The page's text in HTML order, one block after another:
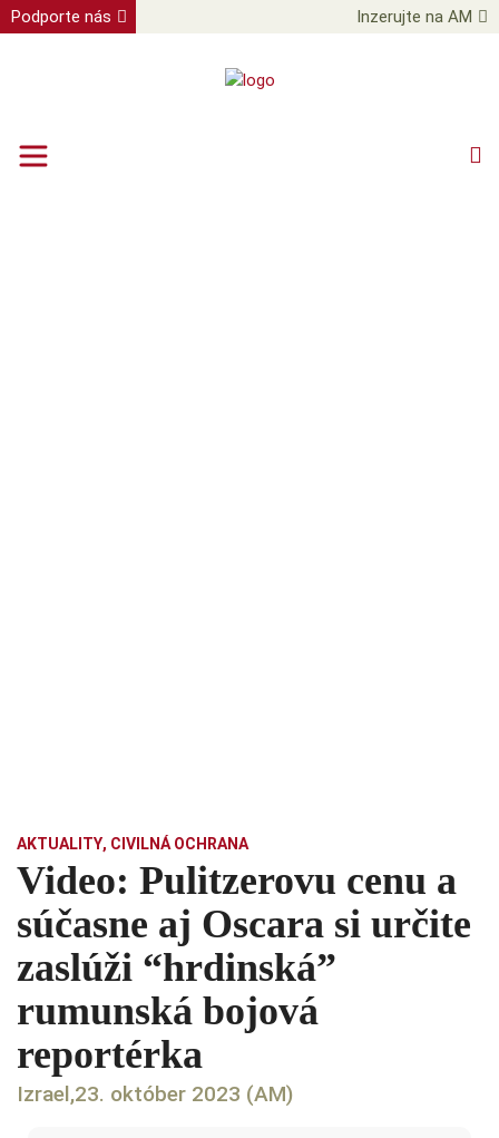
Podporte nás Inzerujte na AM
AKTUALITY, CIVILNÁ OCHRANA
Video: Pulitzerovu cenu a
súčasne aj Oscara si určite
zaslúži “hrdinská”
rumunská bojová
reportérka
Izrael,23. október 2023 (AM)